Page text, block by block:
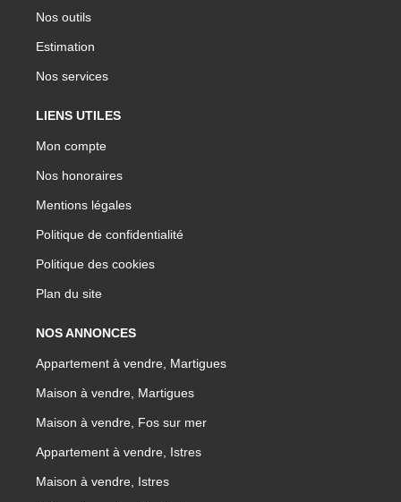
Nos outils
Estimation
Nos services
LIENS UTILES
Mon compte
Nos honoraires
Mentions légales
Politique de confidentialité
Politique des cookies
Plan du site
NOS ANNONCES
Appartement à vendre, Martigues
Maison à vendre, Martigues
Maison à vendre, Fos sur mer
Appartement à vendre, Istres
Maison à vendre, Istres